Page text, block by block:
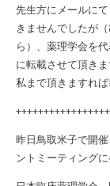
先生方にメールに
きませんでしたが
ら）、薬理学会を
に転載させて頂き
私まで頂きますれ
昨日鳥取米子で開
ントミーティング